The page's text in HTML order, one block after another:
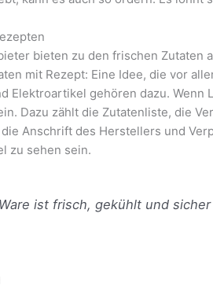
bieten zu den frischen Zutaten
mit Rezept: Eine Idee, die vor
Elektroartikel gehören dazu.
Dazu zählt die Zutatenliste, die
Anschrift des Herstellers und
zu sehen sein.
ist frisch, gekühlt und